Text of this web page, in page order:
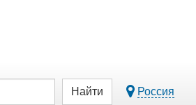
Найти Россия